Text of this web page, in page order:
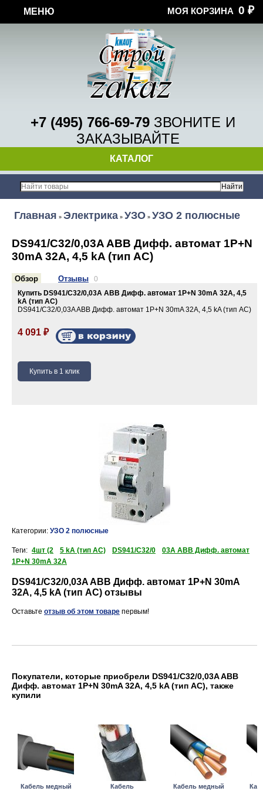
МЕНЮ
+7 (495) 766-69-79ЗВОНИТЕ И
ЗАКАЗЫВАЙТЕ
МОЯ КОРЗИНА 0 ₽
КАТАЛОГ
Главная » Электрика » УЗО » УЗО 2 полюсные
DS941/C32/0,03A ABB Дифф. автомат 1P+N
30mA 32А, 4,5 kA (тип АС)
Обзор Отзывы
0
Купить DS941/C32/0,03A ABB Дифф. автомат 1P+N 30mA 32А, 4,5
kA (тип АС)
DS941/C32/0,03A ABB Дифф. автомат 1P+N 30mA 32А, 4,5 kA (тип АС)
4 091 ₽
Категории: УЗО 2 полюсные
Теги: 4шт (2 5 kA (тип АС) DS941/C32/0
03A ABB Дифф. автомат
1P+N 30mA 32А
DS941/C32/0,03A ABB Дифф. автомат 1P+N 30mA
32А, 4,5 kA (тип АС) отзывы
Оставьте отзыв об этом товаре первым!
Покупатели, которые приобрели DS941/C32/0,03A ABB
Дифф. автомат 1P+N 30mA 32А, 4,5 kA (тип АС), также
купили
Кабель медный Кабель Кабель медный